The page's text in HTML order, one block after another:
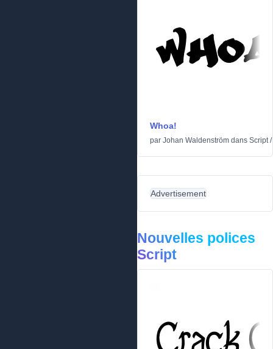
Whoa!
par Johan Waldenström dans Script/
Advertisement
Nouvelles polices
Script